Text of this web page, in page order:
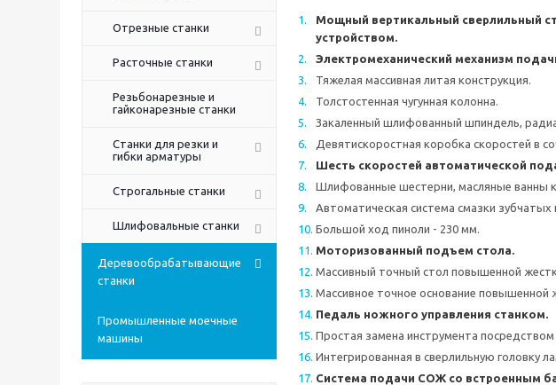
Отрезные станки
Расточные станки
Резьбонарезные и
гайконарезные станки
Станки для резки и
гибки арматуры
Строгальные станки
Шлифовальные станки
Деревообрабатывающие
станки
Промышленные моечные
машины
Мощный вертикальный сверлильный
устройством.
Электромеханический механизм
Тяжелая массивная литая конструкция.
Толстостенная чугунная колонна.
Закаленный шлифованный шпиндель,
Девятискоростная коробка скоростей в
Шесть скоростей автоматической
Шлифованные шестерни, масляные ванны
Автоматическая система смазки зубчатых
Большой ход пиноли - 230 мм.
Моторизованный подъем стола.
Массивный точный стол повышенной
Массивное точное основание
Педаль ножного управления станком.
Простая замена инструмента
Интегрированная в сверлильную головку
Система подачи СОЖ со встроенным